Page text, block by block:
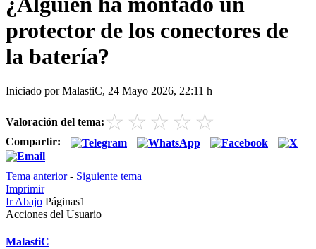
protector de los conectores de
la batería?
Iniciado por MalastiC, 24 Mayo 2026, 22:11 h
Valoración del tema: ☆ ☆ ☆ ☆ ☆
Compartir:
Tema anterior- Siguiente tema
Imprimir
Ir Abajo Páginas1
Acciones del Usuario
MalastiC